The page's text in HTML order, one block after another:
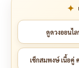
ดูดวงออนไ
เช็กสมพงษ์ เนื้อคู่